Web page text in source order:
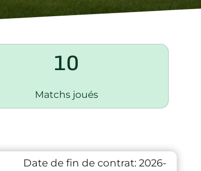
10
Matchs joués
Date de fin de contrat: 2026-